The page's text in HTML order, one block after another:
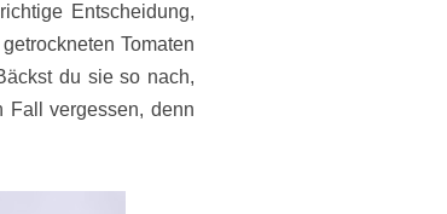
Entscheidung,
Tomaten
du sie so nach,
Fall vergessen, denn